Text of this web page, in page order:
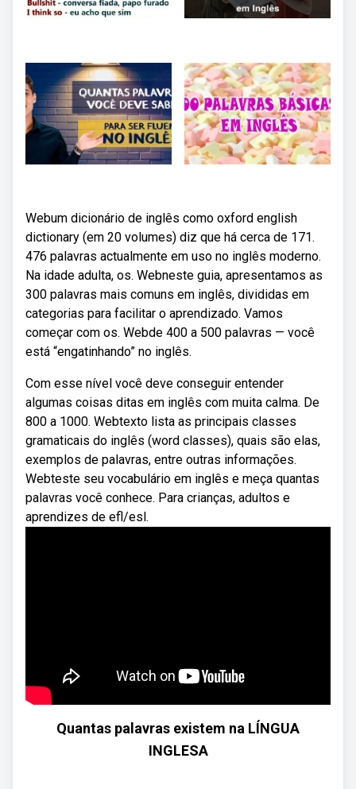
Webum dicionário de inglês como oxford english
dictionary (em 20 volumes) diz que há cerca de 171.
476 palavras actualmente em uso no inglês moderno.
Na idade adulta, os. Webneste guia, apresentamos as
300 palavras mais comuns em inglês, divididas em
categorias para facilitar o aprendizado. Vamos
começar com os. Webde 400 a 500 palavras — você
está “engatinhando” no inglês.
Com esse nível você deve conseguir entender
algumas coisas ditas em inglês com muita calma. De
800 a 1000. Webtexto lista as principais classes
gramaticais do inglês (word classes), quais são elas,
exemplos de palavras, entre outras informações.
Webteste seu vocabulário em inglês e meça quantas
palavras você conhece. Para crianças, adultos e
aprendizes de efl/esl.
Quantas palavras existem na LÍNGUA
INGLESA